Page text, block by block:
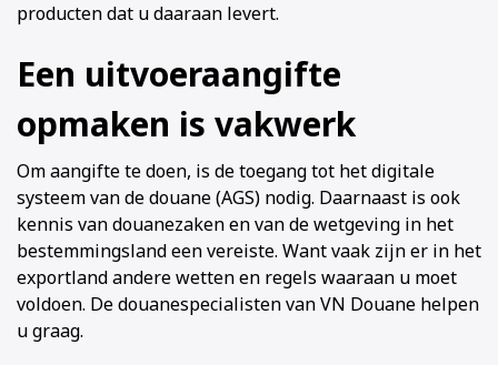
producten dat u daaraan levert.
Een uitvoeraangifte
opmaken is vakwerk
Om aangifte te doen, is de toegang tot het digitale
systeem van de douane (AGS) nodig. Daarnaast is ook
kennis van douanezaken en van de wetgeving in het
bestemmingsland een vereiste. Want vaak zijn er in het
exportland andere wetten en regels waaraan u moet
voldoen. De douanespecialisten van VN Douane helpen
u graag.